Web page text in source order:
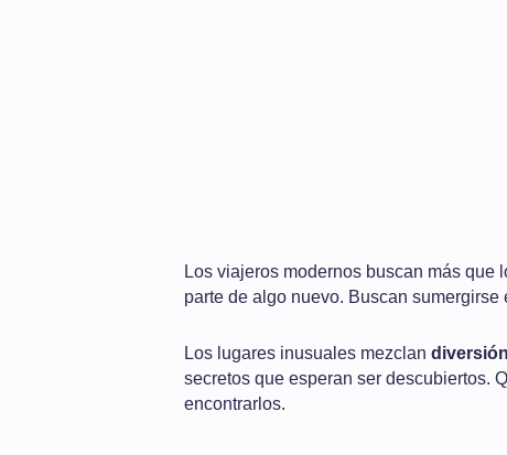
Los viajeros modernos buscan más que
parte de algo nuevo. Buscan
Los lugares inusuales mezclan diversión
secretos que esperan ser descubiertos.
encontrarlos.